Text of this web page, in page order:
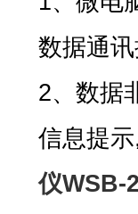
数据通
2、数据
信息提
仪WSB-